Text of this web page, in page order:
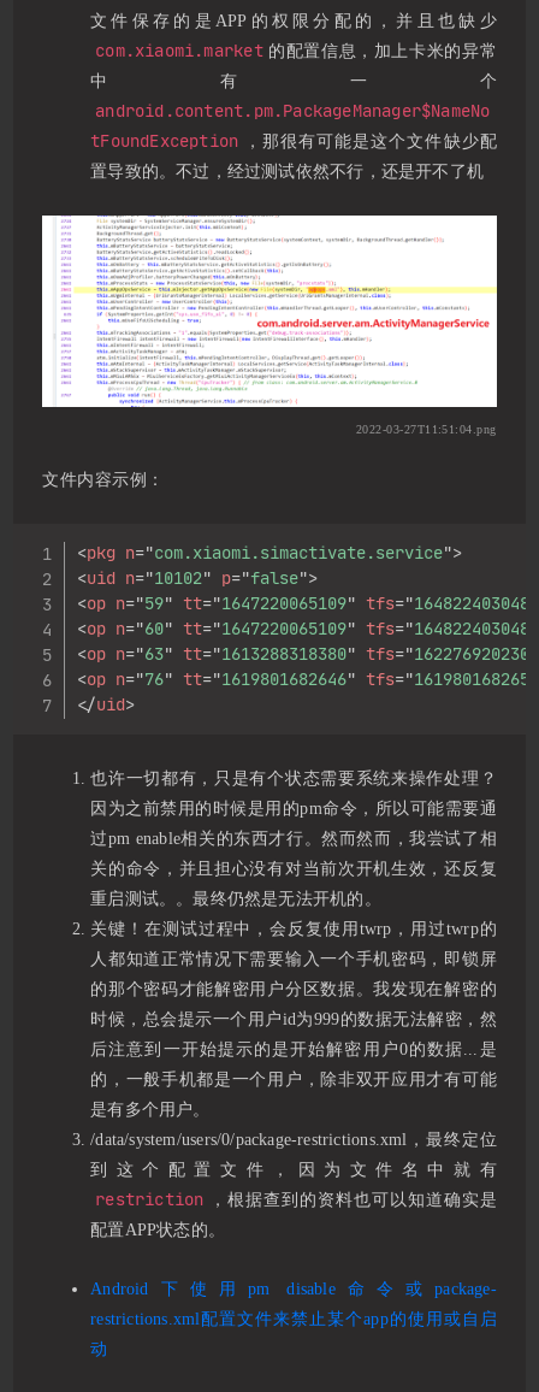
文件保存的是APP的权限分配的，并且也缺少
com.xiaomi.market 的配置信息，加上卡米的异常
中有一个
android.content.pm.PackageManager$NameNo
tFoundException
，那很有可能是这个文件缺少配
置导致的。不过，经过测试依然不行，还是开不了机
2022-03-27T11:51:04.png
文件内容示例：
<pkg n="com.xiaomi.simactivate.service">
<uid n="10102" p="false">
<op n="59" tt="1647220065109" tfs="1648224030488
<op n="60" tt="1647220065109" tfs="1648224030488
<op n="63" tt="1613288318380" tfs="1622769202300
<op n="76" tt="1619801682646" tfs="1619801682651
</uid>
也许一切都有，只是有个状态需要系统来操作处理？
因为之前禁用的时候是用的pm命令，所以可能需要通
过pm enable相关的东西才行。然而然而，我尝试了相
关的命令，并且担心没有对当前次开机生效，还反复
重启测试。。最终仍然是无法开机的。
关键！在测试过程中，会反复使用twrp，用过twrp的
人都知道正常情况下需要输入一个手机密码，即锁屏
的那个密码才能解密用户分区数据。我发现在解密的
时候，总会提示一个用户id为999的数据无法解密，然
后注意到一开始提示的是开始解密用户0的数据...是
的，一般手机都是一个用户，除非双开应用才有可能
是有多个用户。
/data/system/users/0/package-restrictions.xml，最终定位
到这个配置文件，因为文件名中就有
restriction
，根据查到的资料也可以知道确实是
配置APP状态的。
Android下使用pm disable命令或package-
restrictions.xml配置文件来禁止某个app的使用或自启
动